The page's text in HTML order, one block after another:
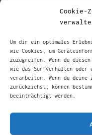
Cookie-
Um dir ein optimales
wie Cookies, um
zuzugreifen. Wenn du
wie das Surfverhalten oder
verarbeiten. Wenn du
zurückziehst, können
beeinträchtigt werden.